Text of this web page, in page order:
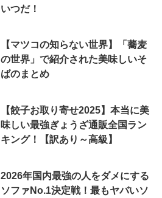
いつだ！
【マツコの知らない世界】「蕎麦
の世界」で紹介された美味しいそ
ばのまとめ
【餃子お取り寄せ2025】本当に美
味しい最強ぎょうざ通販全国ラン
キング！【訳あり～高級】
2026年国内最強の人をダメにする
ソファNo.1決定戦！最もヤバいソ